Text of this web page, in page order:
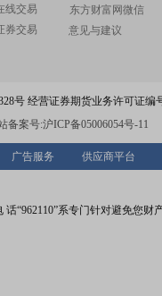
线交易
券交易
东方财富网微信
意见与建议
号 经营证券期货业务许可证编
备案号:沪ICP备05006054号-11
广告服务 供应商平台